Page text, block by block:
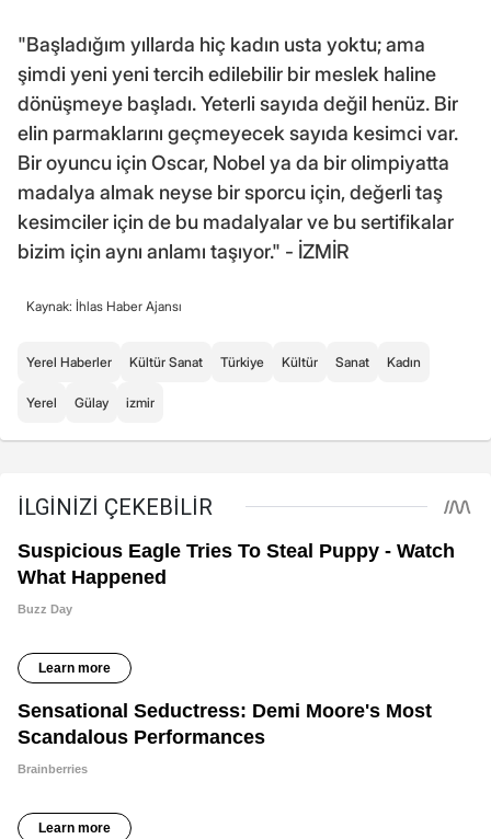
"Başladığım yıllarda hiç kadın usta yoktu; ama
şimdi yeni yeni tercih edilebilir bir meslek haline
dönüşmeye başladı. Yeterli sayıda değil henüz. Bir
elin parmaklarını geçmeyecek sayıda kesimci var.
Bir oyuncu için Oscar, Nobel ya da bir olimpiyatta
madalya almak neyse bir sporcu için, değerli taş
kesimciler için de bu madalyalar ve bu sertifikalar
bizim için aynı anlamı taşıyor." - İZMİR
Kaynak: İhlas Haber Ajansı
Yerel Haberler Kültür Sanat Türkiye Kültür Sanat Kadın
Yerel Gülay izmir